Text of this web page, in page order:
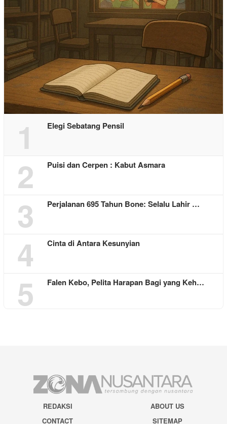
1 Elegi Sebatang Pensil
2 Puisi dan Cerpen : Kabut Asmara
3 Perjalanan 695 Tahun Bone: Selalu Lahir …
4 Cinta di Antara Kesunyian
5 Falen Kebo, Pelita Harapan Bagi yang Keh…
REDAKSI
ABOUT US
CONTACT
SITEMAP